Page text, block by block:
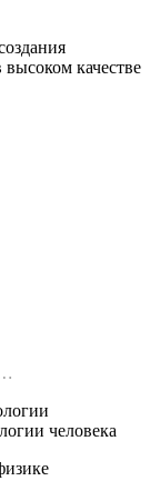
качестве
человека